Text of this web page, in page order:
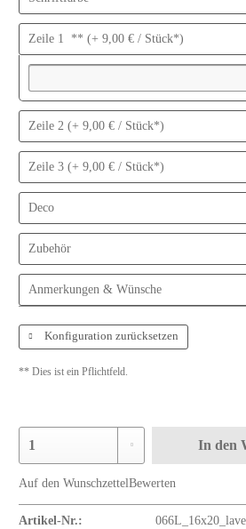
Zeile 1 ** (+ 9,00 € / Stück*)
Zeile 2 (+ 9,00 € / Stück*)
Zeile 3 (+ 9,00 € / Stück*)
Deco
Zubehör
Anmerkungen & Wünsche
Konfiguration zurücksetzen
** Dies ist ein Pflichtfeld.
In den
Auf den WunschzettelBewerten
Artikel-Nr.: